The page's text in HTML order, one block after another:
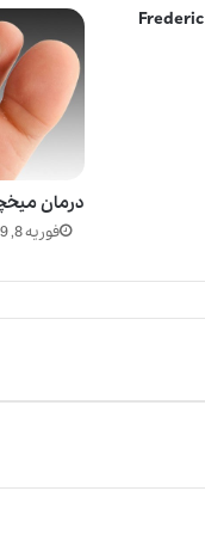
درمان
فوریه 8, 2019
عطر ادکلن فردریک مال | Frederic